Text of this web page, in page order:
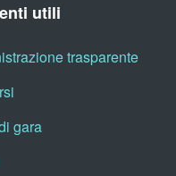
utili
trasparente
gara